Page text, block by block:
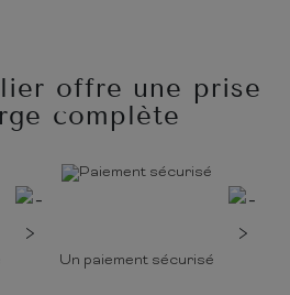
offre une prise
complète
Un paiement sécurisé